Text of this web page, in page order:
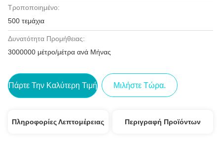
Τροποποιημένο:
500 τεμάχια
Δυνατότητα Προμήθειας:
3000000 μέτρο/μέτρα ανά Μήνας
Πάρτε Την Καλύτερη Τιμή Μιλήστε Τώρα.
Πληροφορίες Λεπτομέρειας Περιγραφή Προϊόντων